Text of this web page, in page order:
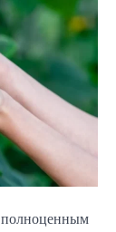
полноценным